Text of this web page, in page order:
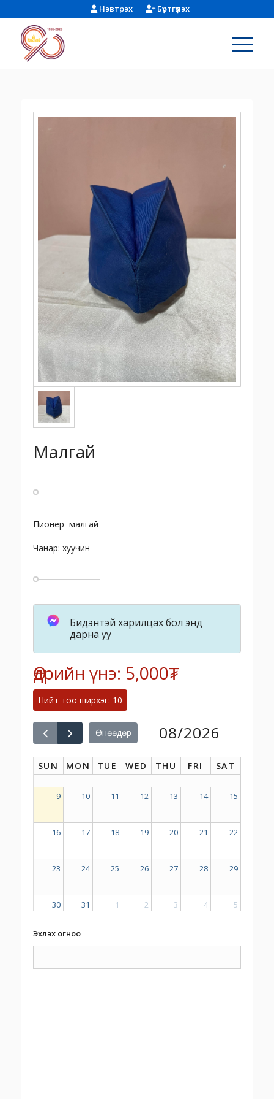
Нэвтрэх Бүртгүүлэх
Малгай
Пионер малгай
Чанар: хуучин
Бидэнтэй харилцах бол энд
дарна уу
Өдрийн үнэ: 5,000₮
Нийт тоо ширхэг: 10
Өнөөдөр 08/2026
SUN MON TUE WED THU FRI SAT
9 10 11 12 13 14 15
16 17 18 19 20 21 22
23 24 25 26 27 28 29
30 31 1 2 3 4 5
Эхлэх огноо